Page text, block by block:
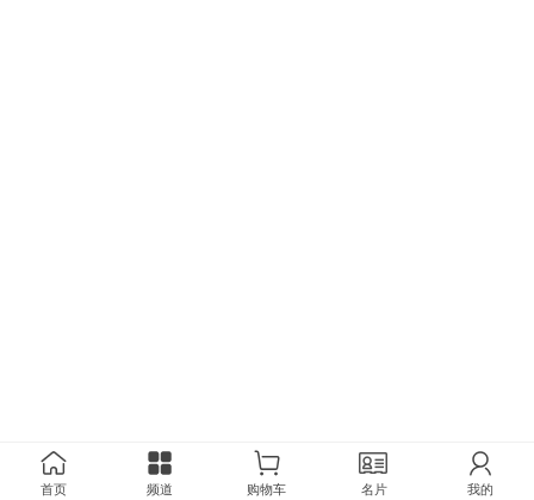
首页 频道 购物车 名片 我的